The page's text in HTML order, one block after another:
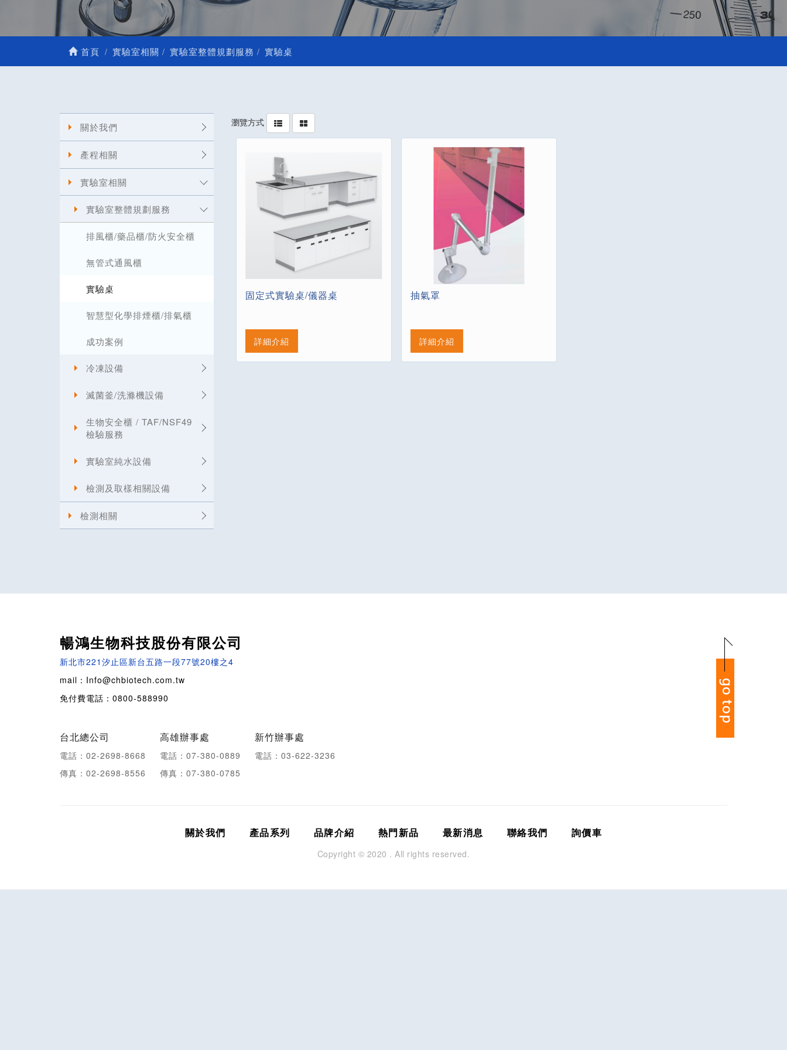
首頁 實驗室相關 實驗室整體規劃服務 實驗桌
關於我們
產程相關
實驗室相關
實驗室整體規劃服務
排風櫃/藥品櫃/防火安全櫃
無管式通風櫃
實驗桌
智慧型化學排煙櫃/排氣櫃
成功案例
冷凍設備
滅菌釜/洗滌機設備
生物安全櫃 / TAF/NSF49
檢驗服務
實驗室純水設備
檢測及取樣相關設備
檢測相關
瀏覽方式
固定式實驗桌/儀器桌
詳細介紹
抽氣罩
詳細介紹
暢鴻生物科技股份有限公司
新北市221汐止區新台五路一段77號20樓之4
mail：Info@chbiotech.com.tw
免付費電話：0800-588990
台北總公司
電話：02-2698-8668
傳真：02-2698-8556
高雄辦事處
電話：07-380-0889
傳真：07-380-0785
新竹辦事處
電話：03-622-3236
關於我們 產品系列 品牌介紹 熱門新品 最新消息 聯絡我們 詢價車
Copyright © 2020 . All rights reserved.